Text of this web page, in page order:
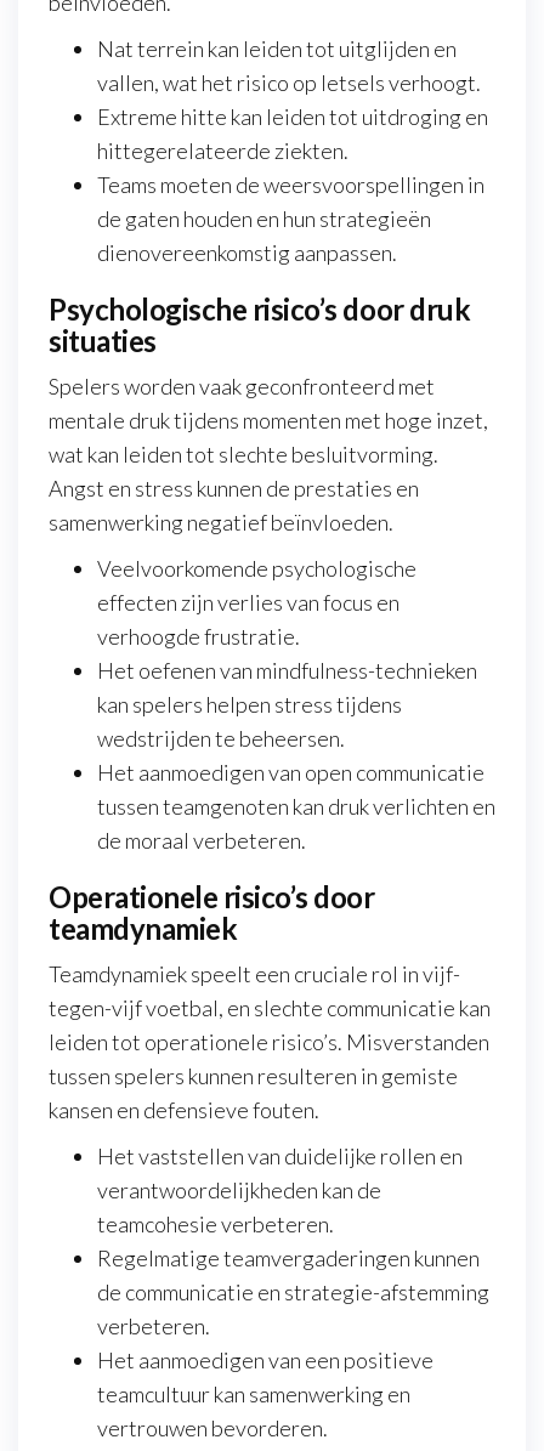
Nat terrein kan leiden tot uitglijden en
vallen, wat het risico op letsels verhoogt.
Extreme hitte kan leiden tot uitdroging en
hittegerelateerde ziekten.
Teams moeten de weersvoorspellingen in
de gaten houden en hun strategieën
dienovereenkomstig aanpassen.
Psychologische risico’s door druk
situaties
Spelers worden vaak geconfronteerd met
mentale druk tijdens momenten met hoge inzet,
wat kan leiden tot slechte besluitvorming.
Angst en stress kunnen de prestaties en
samenwerking negatief beïnvloeden.
Veelvoorkomende psychologische
effecten zijn verlies van focus en
verhoogde frustratie.
Het oefenen van mindfulness-technieken
kan spelers helpen stress tijdens
wedstrijden te beheersen.
Het aanmoedigen van open communicatie
tussen teamgenoten kan druk verlichten en
de moraal verbeteren.
Operationele risico’s door
teamdynamiek
Teamdynamiek speelt een cruciale rol in vijf-
tegen-vijf voetbal, en slechte communicatie kan
leiden tot operationele risico’s. Misverstanden
tussen spelers kunnen resulteren in gemiste
kansen en defensieve fouten.
Het vaststellen van duidelijke rollen en
verantwoordelijkheden kan de
teamcohesie verbeteren.
Regelmatige teamvergaderingen kunnen
de communicatie en strategie-afstemming
verbeteren.
Het aanmoedigen van een positieve
teamcultuur kan samenwerking en
vertrouwen bevorderen.